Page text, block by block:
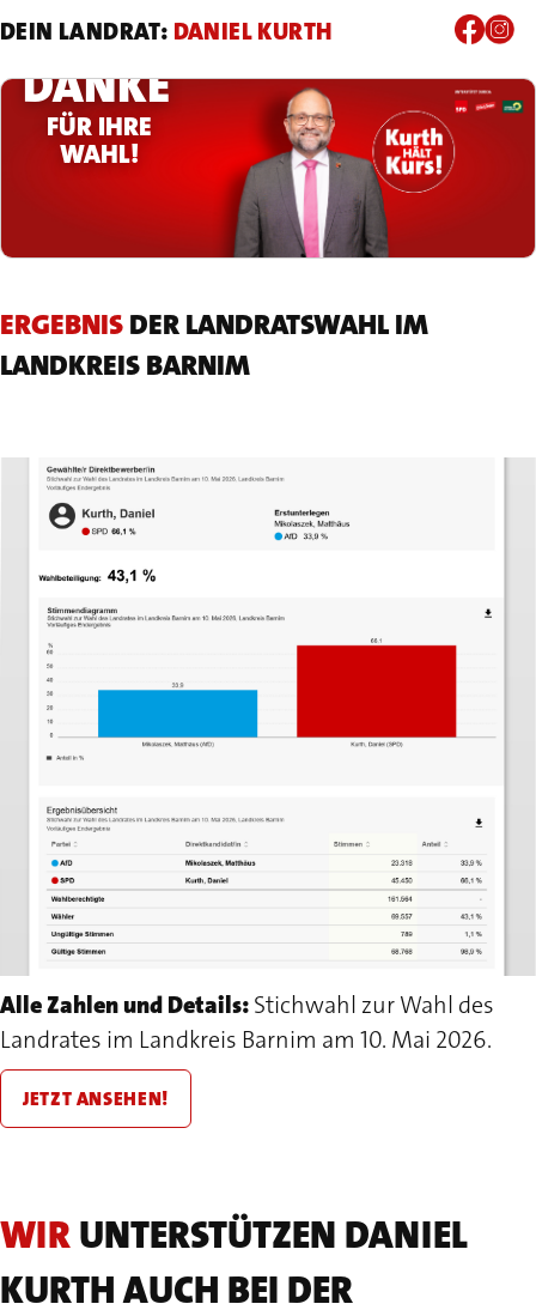
DEIN LANDRAT: DANIEL KURTH
DANKE
FÜR IHRE
WAHL!
ERGEBNISDER LANDRATSWAHL IM
LANDKREIS BARNIM
Alle Zahlen und Details:Stichwahl zur Wahl des
Landrates im Landkreis Barnim am 10. Mai 2026.
JETZT ANSEHEN!
WIRUNTERSTÜTZEN DANIEL
KURTH AUCH BEI DER